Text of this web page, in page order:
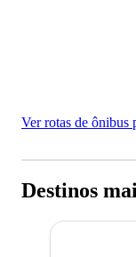
Ver rotas de ônibus
Destinos